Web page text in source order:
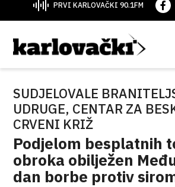
PRVI KARLOVAČKI 90.1FM
SUDJELOVALE
UDRUGE, CENTAR ZA
CRVENI KRIŽ
Podjelom besplatnih
obroka obilježen
dan borbe protiv